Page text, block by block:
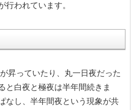
行われています。
昇っていたり、丸一日夜だった
と白夜と極夜は半年間続きま
なし、半年間夜という現象が共